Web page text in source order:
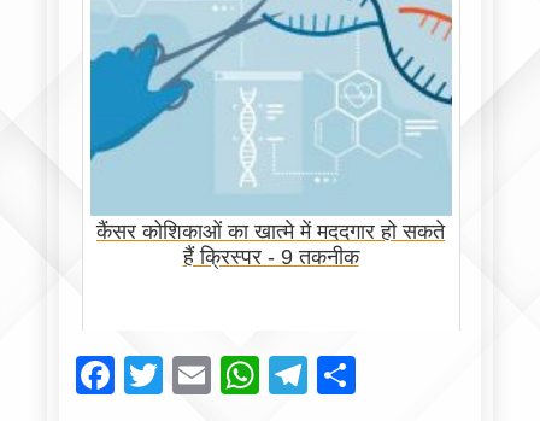
कैंसर कोशिकाओं का खात्मे में मददगार हो सकते
हैं क्रिस्पर - 9 तकनीक
Facebook
Twitter
EmailWhatsApp
Telegram